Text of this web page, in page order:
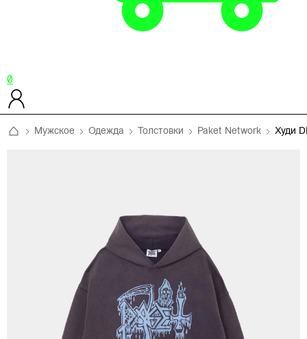
0
Мужское Одежда Толстовки Paket Network Худи